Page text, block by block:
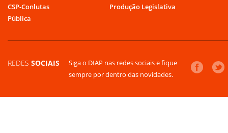
CSP-Conlutas
Pública
Produção Legislativa
REDES SOCIAIS
Siga o DIAP nas redes sociais e fique
sempre por dentro das novidades.